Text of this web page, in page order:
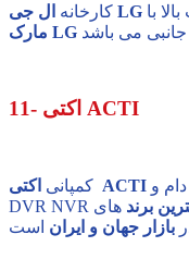
کارخانه ال جی LG با
مارک LG جانبی می باشد
11- اکتی ACTI
کمپانی اکتی ACTI دام و
برند های
بازار جهان و ایران است